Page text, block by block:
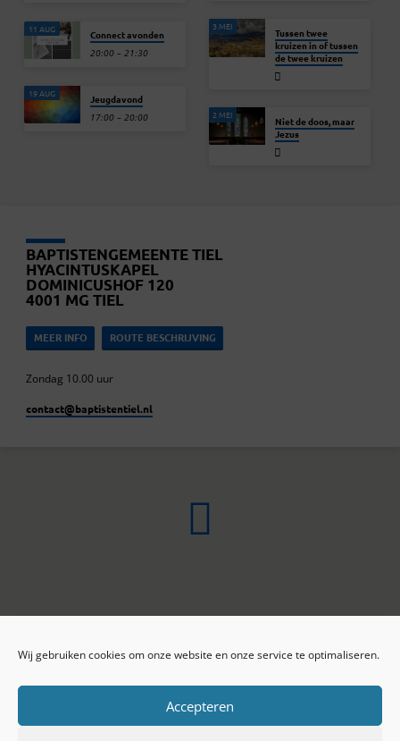
Wij gebruiken cookies om onze website en onze service te optimaliseren.
Accepteren
11 AUG Connect avonden
20:00 – 21:30
19 AUG Jeugdavond
17:00 – 20:00
3 MEI
Tussen twee
kruizen in of tussen
de twee kruizen
2 MEI
Niet de doos, maar
Jezus
BAPTISTENGEMEENTE TIEL
HYACINTUSKAPEL
DOMINICUSHOF 120
4001 MG TIEL
MEER INFO ROUTE BESCHRIJVING
Zondag 10.00 uur
contact​@baptistentiel.nl
ONLINE ARCHIEF
Privacy beleid